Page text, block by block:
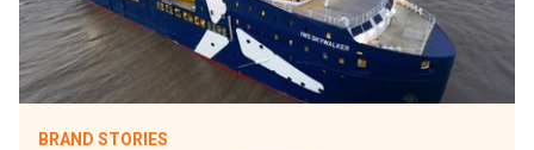
BRAND STORIES